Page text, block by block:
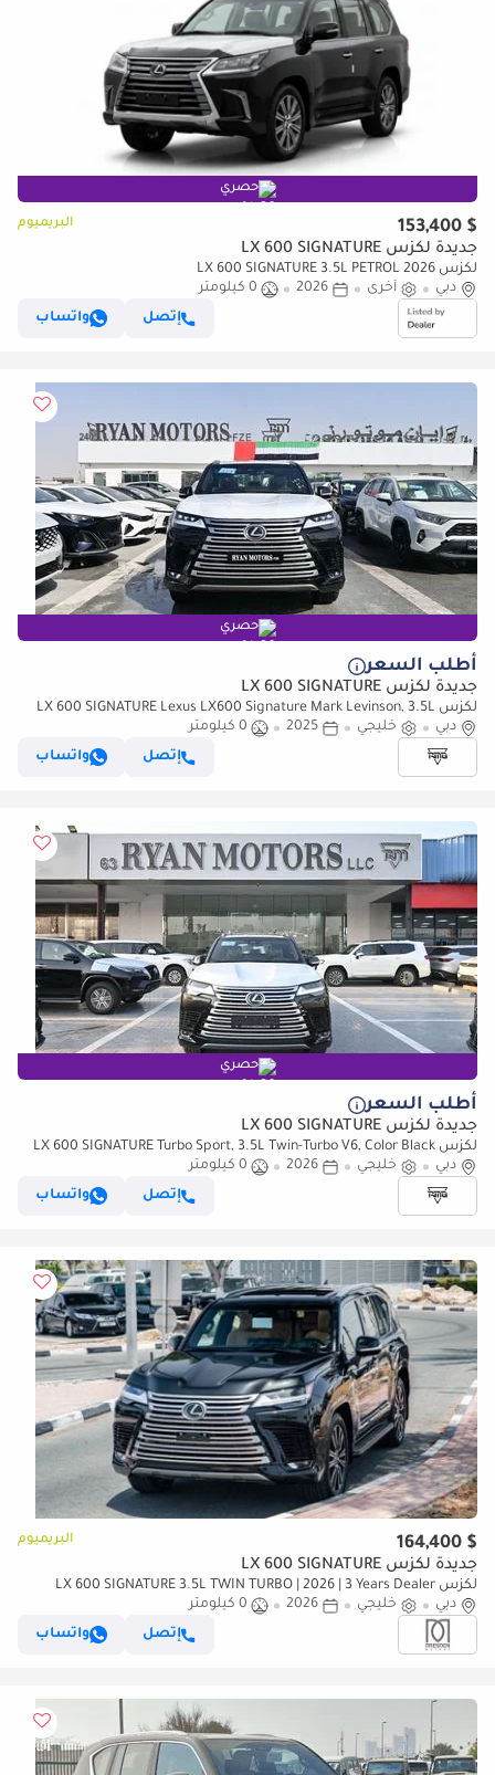
حصري
$ 153,400 البريميوم
جديدة لكزس LX 600 SIGNATURE
لكزس LX 600 SIGNATURE 3.5L PETROL 2026
دبي
أخرى 2026
0 كيلومتر
إتصل
واتساب
حصري
أطلب السعر
جديدة لكزس LX 600 SIGNATURE
لكزس LX 600 SIGNATURE Lexus LX600 Signature Mark Levinson, 3.5L
Twin-Turbo V6, Petrol, Model 2025 Color Black
دبي خليجي 2025
0 كيلومتر
إتصل
واتساب
حصري
أطلب السعر
جديدة لكزس LX 600 SIGNATURE
لكزس LX 600 SIGNATURE Turbo Sport, 3.5L Twin-Turbo V6, Color Black
دبي
خليجي 2026
0 كيلومتر
إتصل
واتساب
$ 164,400 البريميوم
جديدة لكزس LX 600 SIGNATURE
لكزس LX 600 SIGNATURE 3.5L TWIN TURBO | 2026 | 3 Years Dealer
Warranty | For Local Registration +10%
دبي خليجي 2026
0 كيلومتر
إتصل
واتساب